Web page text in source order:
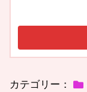
カテゴリー：